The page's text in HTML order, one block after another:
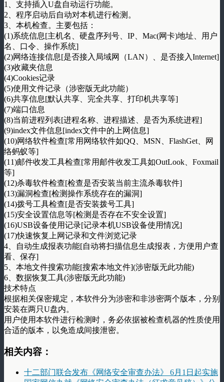
1、支持插入U盘自动运行功能。
2、程序启动后自动对本机进行检测。
3、本机检查。主要包括：
(1)系统信息[主机名、硬盘序列号、IP、Mac(网卡)地址、用户
名、口令、操作系统]
(2)网络连接信息[是否接入局域网（LAN）、是否接入Internet]
(3)收藏夹信息
(4)Cookies记录
(5)使用文件记录（涉密版无此功能）
(6)共享信息[默认共享、完全共享、打印机共享等]
(7)端口信息
(8)当前进程列表[进程名称、进程描述、是否为系统进程]
(9)index文件信息[index文件中的上网信息]
(10)网络软件检查[常用网络软件如QQ、MSN、FlashGet、网
络蚂蚁等]
(11)邮件收发工具检查[常用邮件收发工具如OutLook、Foxmail
等]
(12)杀毒软件检查[检查是否安装当前主流杀毒软件]
(13)漏洞检查[检测操作系统存在的漏洞]
(14)拨号工具检查[是否安装拨号工具]
(15)安全设置信息等[检测是否存在不安全设置]
(16)USB设备使用记录[记录本机USB设备使用情况]
(17)快速恢复上网记录和文件浏览记录
4、自动生成报表功能[自动将扫描信息生成报表，方便用户查
看、保存]
5、本地文件搜索功能[搜索本地文件](涉密版无此功能)
6、数据恢复工具(涉密版无此功能)
技术特点
根据相关保密规定，本软件分为涉密和非涉密两个版本，分别
安装在两只U盘内。
用户使用本软件进行检测时，务必依据被检查机器的性质使用
合适的版本，以免造成间接泄密。
相关内容：
十二部门联合发布《网络安全审查办法》 6月1日起实施